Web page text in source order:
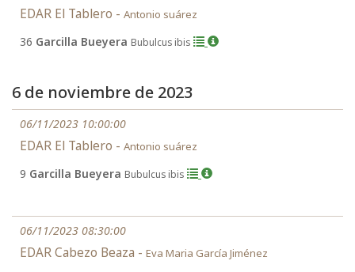
EDAR El Tablero - Antonio suárez
36 Garcilla Bueyera Bubulcus ibis
6 de noviembre de 2023
06/11/2023 10:00:00
EDAR El Tablero - Antonio suárez
9 Garcilla Bueyera Bubulcus ibis
06/11/2023 08:30:00
EDAR Cabezo Beaza - Eva Maria García Jiménez